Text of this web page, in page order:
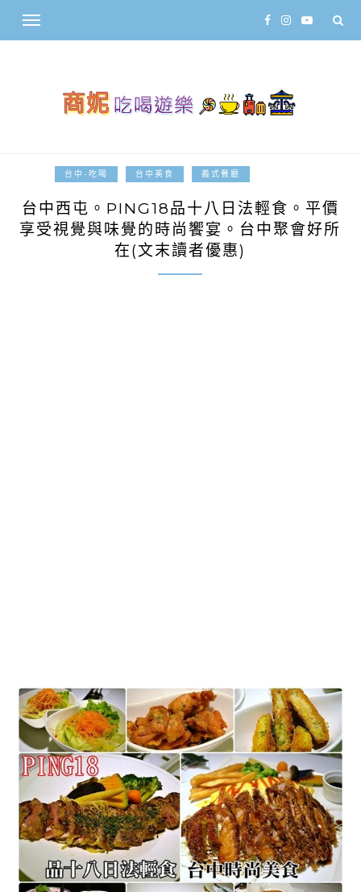
台中-吃喝 台中美食 義式餐廳
台中西屯。PING18品十八日法輕食。平價
享受視覺與味覺的時尚饗宴。台中聚會好所
在(文末讀者優惠)